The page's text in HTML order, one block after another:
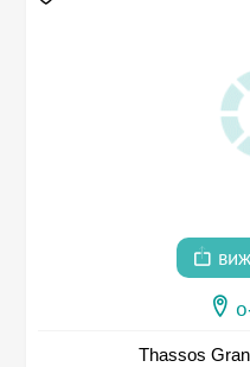
Thassos